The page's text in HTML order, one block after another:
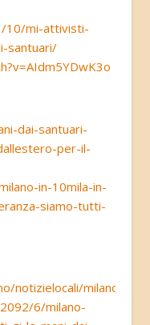
10/mi-attivisti-
santuari/
dai-santuari-
per-il-
in-10mila-in-
siamo-tutti-
6/milano-